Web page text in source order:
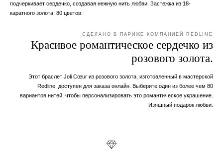
подчеркивает сердечко, создавая нежную нить любви. Застежка из 18-
каратного золота. 80 цветов.
СДЕЛАНО В ПАРИЖЕ КОМПАНИЕЙ REDLINE
Красивое романтическое сердечко из
розового золота.
Этот браслет Joli Cœur из розового золота, изготовленный в мастерской
Redline, доступен для заказа онлайн. Выберите один из более чем 80
вариантов нитей, чтобы персонализировать это романтическое украшение.
Изящный подарок любви.